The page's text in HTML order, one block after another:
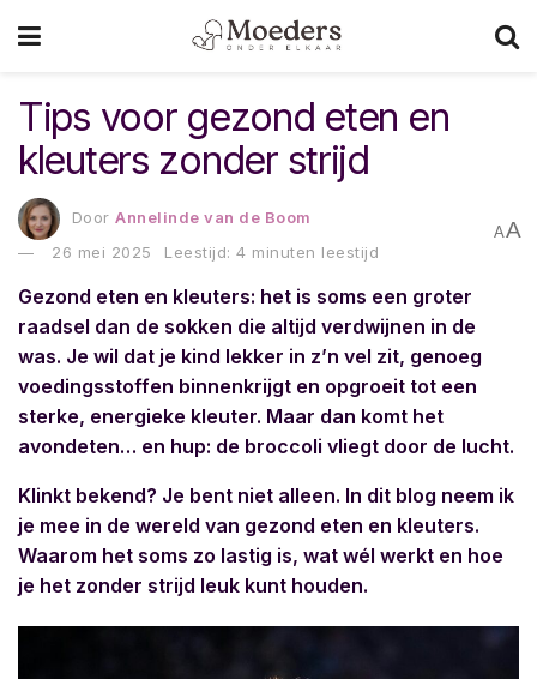
Tips voor gezond eten en
kleuters zonder strijd
Door Annelinde van de Boom
26 mei 2025
Leestijd: 4 minuten leestijd
AA
Gezond eten en kleuters: het is soms een groter
raadsel dan de sokken die altijd verdwijnen in de
was. Je wil dat je kind lekker in z’n vel zit, genoeg
voedingsstoffen binnenkrijgt en opgroeit tot een
sterke, energieke kleuter. Maar dan komt het
avondeten… en hup: de broccoli vliegt door de lucht.
Klinkt bekend? Je bent niet alleen. In dit blog neem ik
je mee in de wereld van gezond eten en kleuters.
Waarom het soms zo lastig is, wat wél werkt en hoe
je het zonder strijd leuk kunt houden.